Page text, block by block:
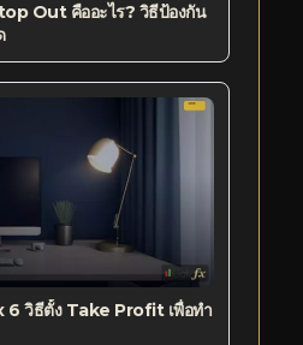
Out คืออะไร? วิธีป้องกัน
วิธีตั้ง Take Profit เพื่อทำ